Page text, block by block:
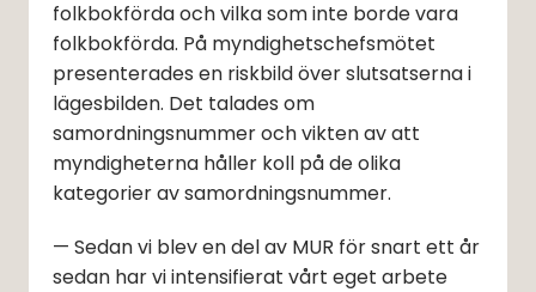
folkbokförda och vilka som inte borde vara
folkbokförda. På myndighetschefsmötet
presenterades en riskbild över slutsatserna i
lägesbilden. Det talades om
samordningsnummer och vikten av att
myndigheterna håller koll på de olika
kategorier av samordningsnummer.
— Sedan vi blev en del av MUR för snart ett år
sedan har vi intensifierat vårt eget arbete